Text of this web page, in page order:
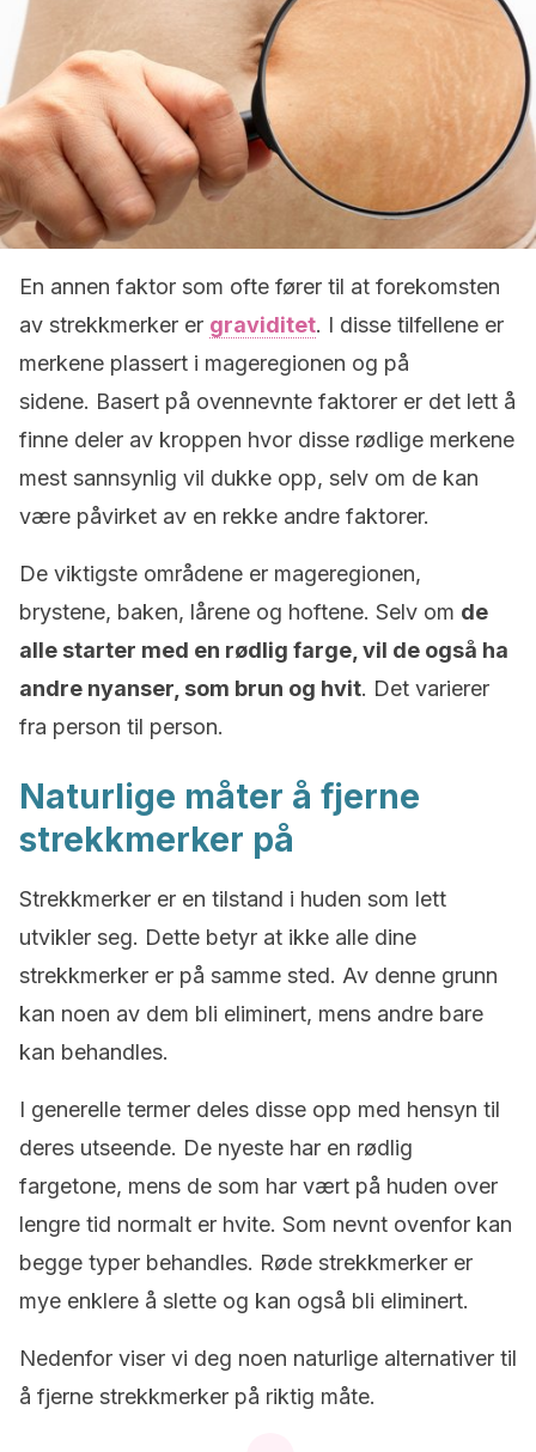
En annen faktor som ofte fører til at forekomsten
av strekkmerker er graviditet. I disse tilfellene er
merkene plassert i mageregionen og på
sidene. Basert på ovennevnte faktorer er det lett å
finne deler av kroppen hvor disse rødlige merkene
mest sannsynlig vil dukke opp, selv om de kan
være påvirket av en rekke andre faktorer.
De viktigste områdene er mageregionen,
brystene, baken, lårene og hoftene. Selv om de
alle starter med en rødlig farge, vil de også ha
andre nyanser, som brun og hvit. Det varierer
fra person til person.
Naturlige måter å fjerne
strekkmerker på
Strekkmerker er en tilstand i huden som lett
utvikler seg. Dette betyr at ikke alle dine
strekkmerker er på samme sted. Av denne grunn
kan noen av dem bli eliminert, mens andre bare
kan behandles.
I generelle termer deles disse opp med hensyn til
deres utseende. De nyeste har en rødlig
fargetone, mens de som har vært på huden over
lengre tid normalt er hvite. Som nevnt ovenfor kan
begge typer behandles. Røde strekkmerker er
mye enklere å slette og kan også bli eliminert.
Nedenfor viser vi deg noen naturlige alternativer til
å fjerne strekkmerker på riktig måte.